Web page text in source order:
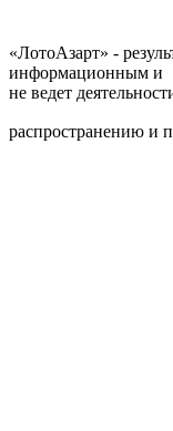
«ЛотоАзарт» -
информационным и
не ведет
распространению и